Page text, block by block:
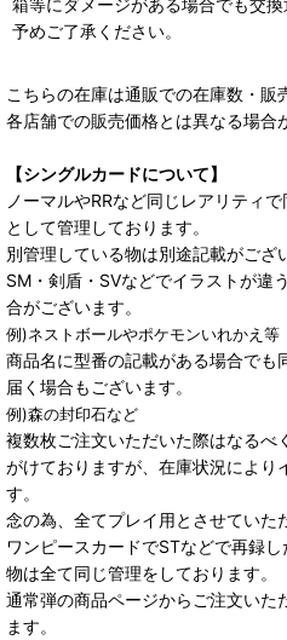
予めご了承ください。
こちらの在庫は通販での在庫数・販
各店舗での販売価格とは異なる場合
【シングルカードについて】
ノーマルやRRなど同じレアリティ
として管理しております。
別管理している物は別途記載がござ
SM・剣盾・SVなどでイラストが違
合がございます。
例)ネストボールやポケモンいれかえ等
商品名に型番の記載がある場合でも
届く場合もございます。
例)森の封印石など
複数枚ご注文いただいた際はなるべ
がけておりますが、在庫状況により
す。
念の為、全てプレイ用とさせていた
ワンピースカードでSTなどで再録
物は全て同じ管理をしております。
通常弾の商品ページからご注文いた
ます。